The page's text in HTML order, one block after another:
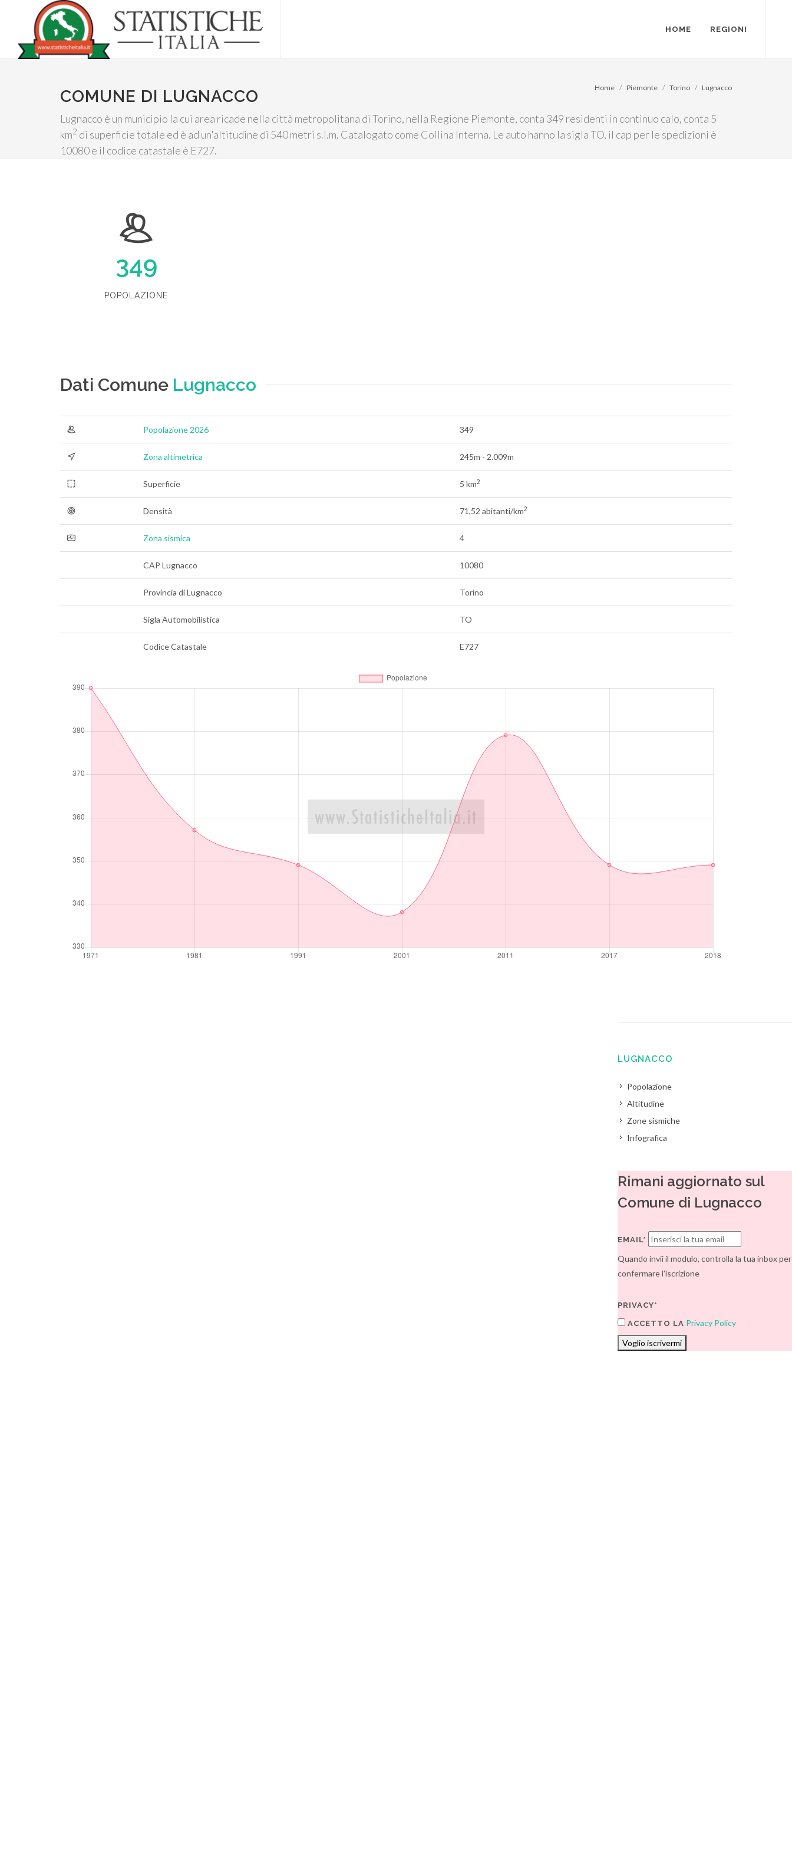
HOME REGIONI
COMUNE DI LUGNACCO
Lugnacco è un municipio la cui area ricade nella città metropolitana di Torino, nella Regione Piemonte, conta 349 residenti in continuo calo, conta 5
km2 di superficie totale ed è ad un'altitudine di 540 metri s.l.m. Catalogato come Collina Interna. Le auto hanno la sigla TO, il cap per le spedizioni è
10080 e il codice catastale è E727.
Home Piemonte Torino Lugnacco
349
POPOLAZIONE
Dati Comune Lugnacco
Popolazione 2026 349
Zona altimetrica 245m - 2.009m
Superficie 5 km2
Densità 71,52 abitanti/km2
Zona sismica 4
CAP Lugnacco 10080
Provincia di Lugnacco Torino
Sigla Automobilistica TO
Codice Catastale E727
LUGNACCO
Popolazione
Altitudine
Zone sismiche
Infografica
Rimani aggiornato sul
Comune di Lugnacco
EMAIL*
Quando invii il modulo, controlla la tua inbox per
confermare l'iscrizione
PRIVACY*
ACCETTO LA Privacy Policy
Voglio iscrivermi